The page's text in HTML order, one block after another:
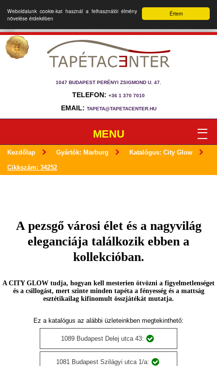
Értem
Weboldalunk cookie-kat használ a felhasználói élmény
növelése érdekében
1047 BUDAPEST PERÉNYI ZSIGMOND U. 47.
TELEFON: +36 1 370 7010
EMAIL: TAPETA@TAPETACENTER.HU
MENU
Kezdőlap Gyártók: Marburg Katalógus: City Glow
Cikkszám: 34252
A pezsgő városi élet és a nagyvilág
eleganciája találkozik ebben a
kollekcióban.
A CITY GLOW tudja, hogyan kell mesterien ötvözni a figyelmetlenséget
és a csillogást, mert szinte minden tapéta a fényesség és a mattság
esztétikailag kifinomult összjátékát mutatja.
Ez a katalógus az alábbi üzleteinkben megtekinthető:
1089 Budapest Delej utca 43:
1081 Budapest Szilágyi utca 1/a: